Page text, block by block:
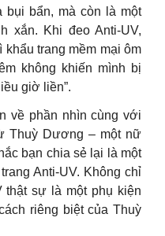
bụi bẩn, mà còn là một
xắn. Khi đeo Anti-UV,
khẩu trang mềm mại ôm
không khiến mình bị
giờ liền”.
về phần nhìn cùng với
Thuỳ Dương – một nữ
bạn chia sẻ lại là một
Anti-UV. Không chỉ
thật sự là một phụ kiện
riêng biệt của Thuỳ